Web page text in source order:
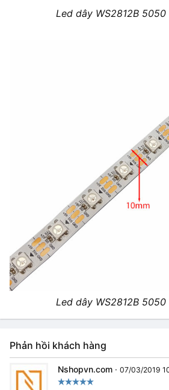
Led dây WS2812B
Led dây WS2812B
Phản hồi khách hàng
Nshopvn.com · 07/03/2019